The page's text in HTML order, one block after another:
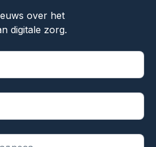
over het
digitale zorg.
поля